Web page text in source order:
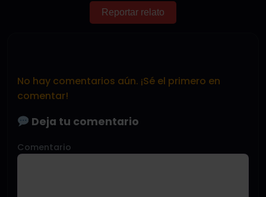
Reportar relato
No hay comentarios aún. ¡Sé el primero en
comentar!
Deja tu comentario
Comentario